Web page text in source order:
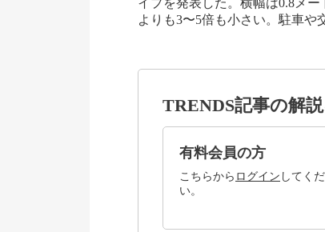
イプを発表した。横幅は0.8メ
よりも3〜5倍も小さい。駐車
TRENDS記事の解
有料会員の方
こちらから ログイン してく
い。